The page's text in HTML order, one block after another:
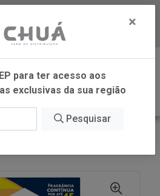
Baixe já nosso APP
0
×
para ter acesso aos
exclusivas da sua região
Pesquisar